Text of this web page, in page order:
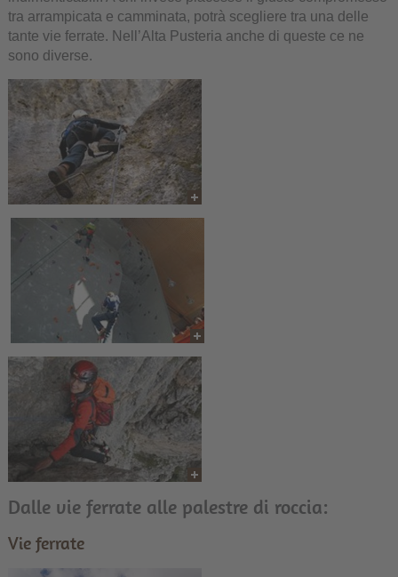
tra arrampicata e camminata, potrà scegliere tra una delle
tante vie ferrate. Nell’Alta Pusteria anche di queste ce ne
sono diverse.
Dalle vie ferrate alle palestre di roccia:
Vie ferrate